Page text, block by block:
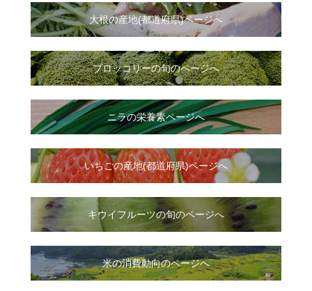
大根の産地(都道府県)ページへ
ブロッコリーの旬のページへ
ニラの栄養素ページへ
いちごの産地(都道府県)ページへ
キウイフルーツの旬のページへ
米の消費動向のページへ